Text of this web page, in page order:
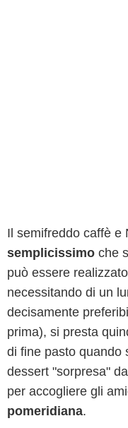
Il semifreddo caffè e
semplicissimo che
può essere
necessitando di un
decisamente
prima), si presta
di fine pasto quando
dessert "sorpresa"
per accogliere gli
pomeridiana.